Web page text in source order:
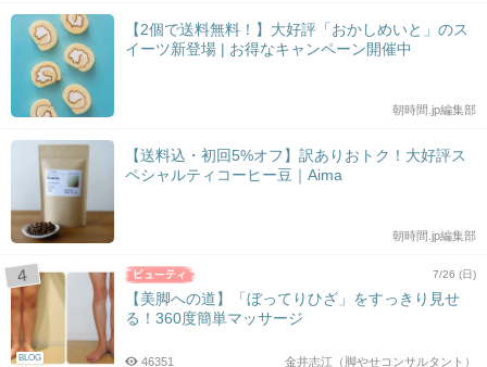
【2個で送料無料！】大好評「おかしめいと」のス
イーツ新登場 | お得なキャンペーン開催中
朝時間.jp編集部
【送料込・初回5%オフ】訳ありおトク！大好評ス
ペシャルティコーヒー豆｜Aima
朝時間.jp編集部
BLOG
7/26 (日)
【美脚への道】「ぼってりひざ」をすっきり見せ
る！360度簡単マッサージ
金井志江（脚やせコンサルタント）
46351